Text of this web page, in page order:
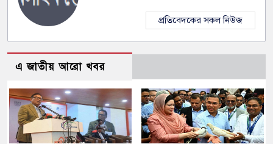
প্রতিবেদকের সকল নিউজ
এ জাতীয় আরো খবর